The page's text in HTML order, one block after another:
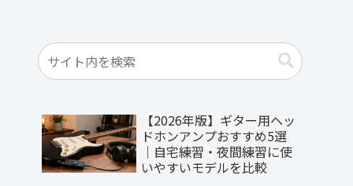
【2026年版】ギター用ヘッ
ドホンアンプおすすめ5選
｜自宅練習・夜間練習に使
いやすいモデルを比較